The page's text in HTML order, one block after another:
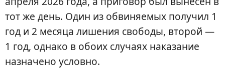
тот же день. Один из обвиняемых получил 1
год и 2 месяца лишения свободы, второй —
1 год, однако в обоих случаях наказание
назначено условно.